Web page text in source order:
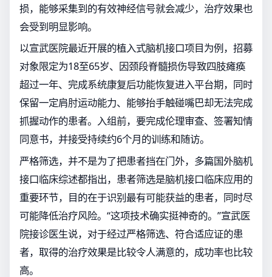
损，能够采集到的有效神经信号就会减少，治疗效果也
会受到明显影响。
以宣武医院最近开展的植入式脑机接口项目为例，招募
对象限定为18至65岁、因颈段脊髓损伤导致四肢瘫痪
超过一年、完成系统康复后功能恢复进入平台期，同时
保留一定肩肘运动能力、能够抬手触碰嘴巴却无法完成
抓握动作的患者。入组前，要完成伦理审查、签署知情
同意书，并接受持续约6个月的训练和随访。
严格筛选，并不是为了把患者挡在门外，多篇国外脑机
接口临床综述都指出，患者筛选是脑机接口临床应用的
重要环节，目的在于识别最有可能获益的患者，同时尽
可能降低治疗风险。“这项技术确实挺神奇的。”宣武医
院接诊医生说，对于经过严格筛选、符合适应证的患
者，取得的治疗效果是比较令人满意的，成功率也比较
高。